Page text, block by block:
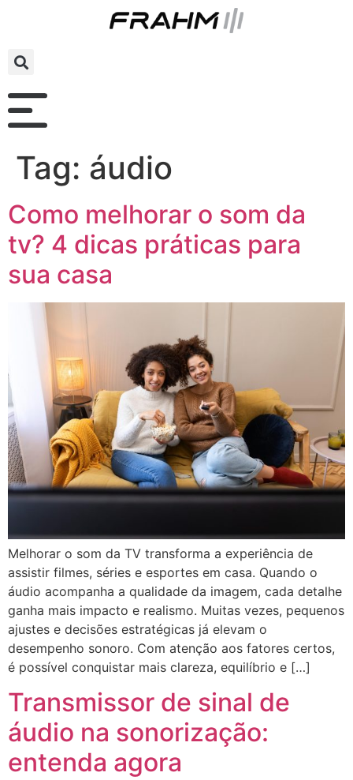
Tag: áudio
Como melhorar o som da
tv? 4 dicas práticas para
sua casa
Melhorar o som da TV transforma a experiência de
assistir filmes, séries e esportes em casa. Quando o
áudio acompanha a qualidade da imagem, cada detalhe
ganha mais impacto e realismo. Muitas vezes, pequenos
ajustes e decisões estratégicas já elevam o
desempenho sonoro. Com atenção aos fatores certos,
é possível conquistar mais clareza, equilíbrio e […]
Transmissor de sinal de
áudio na sonorização:
entenda agora